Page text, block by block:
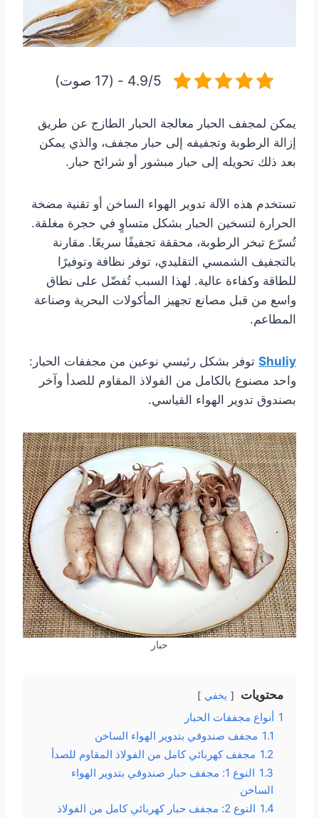
4.9/5 - (17 صوت)
يمكن لمجفف الحبار معالجة الحبار الطازج عن طريق
إزالة الرطوبة وتجفيفه إلى حبار مجفف، والذي يمكن
بعد ذلك تحويله إلى حبار مبشور أو شرائح حبار.
تستخدم هذه الآلة تدوير الهواء الساخن أو تقنية مضخة
الحرارة لتسخين الحبار بشكل متساوٍ في حجرة مغلقة.
تُسرّع تبخر الرطوبة، محققة تجفيفًا سريعًا. مقارنة
بالتجفيف الشمسي التقليدي، توفر نظافة وتوفيرًا
للطاقة وكفاءة عالية. لهذا السبب تُفضّل على نطاق
واسع من قبل مصانع تجهيز المأكولات البحرية وصناعة
المطاعم.
Shuliy توفر بشكل رئيسي نوعين من مجففات الحبار:
واحد مصنوع بالكامل من الفولاذ المقاوم للصدأ وآخر
بصندوق تدوير الهواء القياسي.
حبار
محتويات يخفي
1 أنواع مجففات الحبار
1.1 مجفف صندوقي بتدوير الهواء الساخن
1.2 مجفف كهربائي كامل من الفولاذ المقاوم للصدأ
1.3
النوع 1: مجفف حبار صندوقي بتدوير الهواء
الساخن
1.4
النوع 2: مجفف حبار كهربائي كامل من الفولاذ